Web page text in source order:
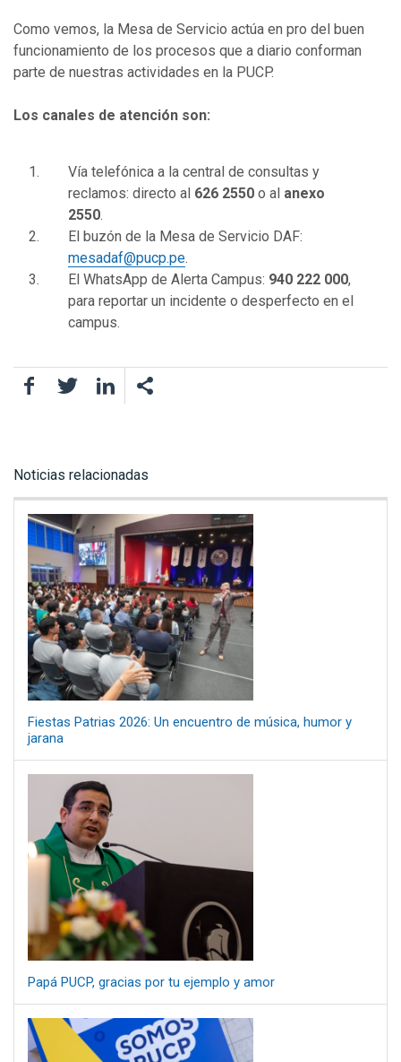
Como vemos, la Mesa de Servicio actúa en pro del buen
funcionamiento de los procesos que a diario conforman
parte de nuestras actividades en la PUCP.
Los canales de atención son:
Vía telefónica a la central de consultas y
reclamos: directo al 626 2550 o al anexo
2550.
El buzón de la Mesa de Servicio DAF:
mesadaf@pucp.pe.
El WhatsApp de Alerta Campus: 940 222 000,
para reportar un incidente o desperfecto en el
campus.
FacebookTwitterLinkedIn
Noticias relacionadas
Fiestas Patrias 2026: Un encuentro de música, humor y
jarana
Papá PUCP, gracias por tu ejemplo y amor